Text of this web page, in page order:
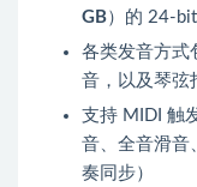
GB）的 24-
各类发音方式
音，以及琴弦
支持 MIDI 触
音、全音滑音
奏同步）